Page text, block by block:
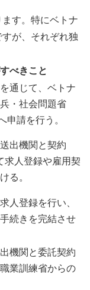
す。特にベトナ
が、それぞれ独
べきこと
通じて、ベトナ
・社会問題省
申請を行う。
出機関と契約
求人登録や雇用契
る。
人登録を行い、
続きを完結させ
機関と委託契約
業訓練省からの